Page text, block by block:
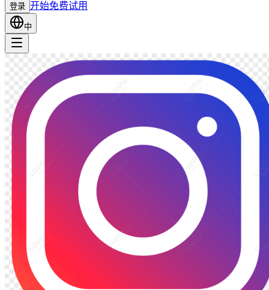
登录 开始免费试用
中